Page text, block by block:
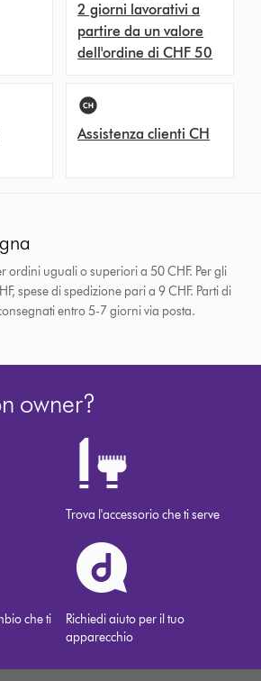
2 giorni lavorativi a
partire da un valore
dell'ordine di CHF 50
Assistenza clienti CH
ordini uguali o superiori a 50 CHF. Per gli
spese di spedizione pari a 9 CHF. Parti di
entro 5-7 giorni via posta.
owner?
Trova l'accessorio che ti serve
che ti
Richiedi aiuto per il tuo
apparecchio